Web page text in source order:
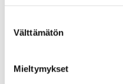
valinta
Välttämätön
Mieltymykset
Myllypirtin ympäristöissä
Kesto noin 30-60 min.